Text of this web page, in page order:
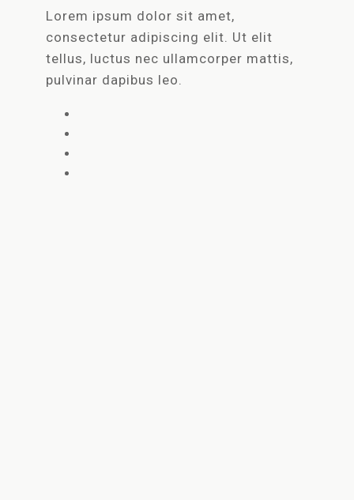
Lorem ipsum dolor sit amet,
consectetur adipiscing elit. Ut elit
tellus, luctus nec ullamcorper mattis,
pulvinar dapibus leo.